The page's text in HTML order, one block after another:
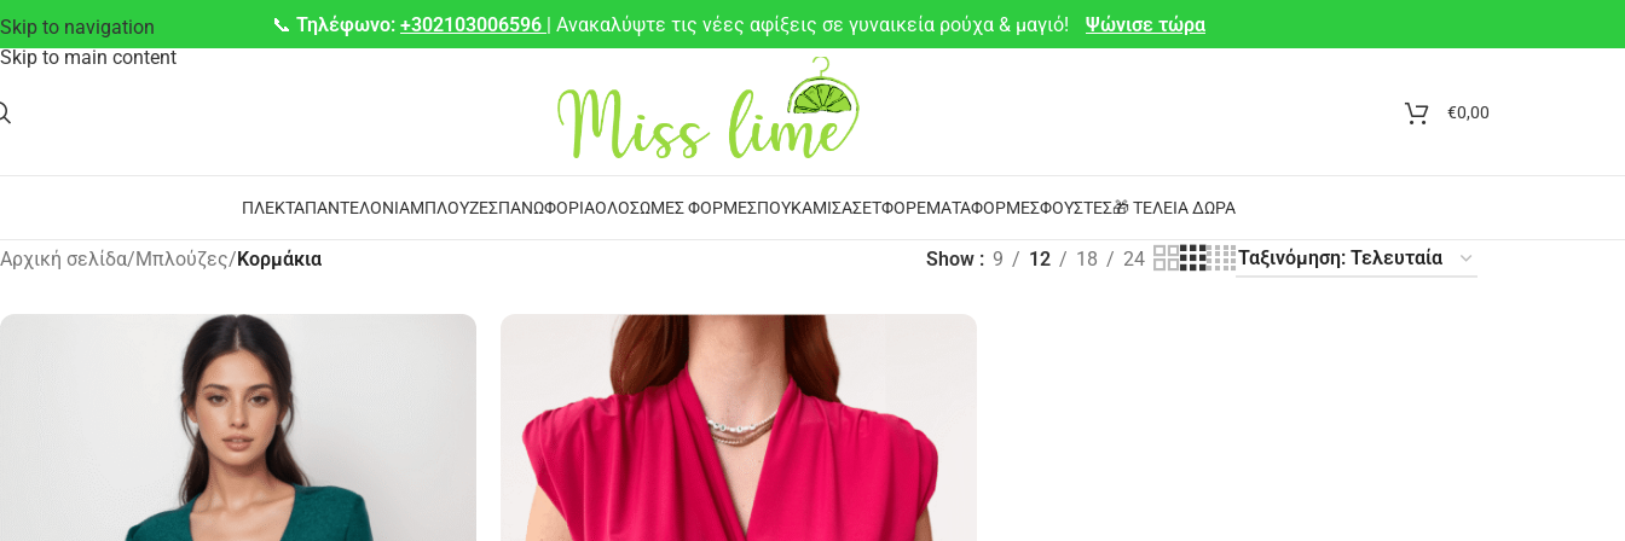
Skip to navigation
Skip to main content
📞 Τηλέφωνο: +302103006596 | Ανακαλύψτε τις νέες αφίξεις σε γυναικεία ρούχα & μαγιό! Ψώνισε τώρα
€0,00
ΠΛΕΚΤΆΠΑΝΤΕΛΌΝΙΑΜΠΛΟΎΖΕΣΠΑΝΩΦΌΡΙΑΟΛΌΣΩΜΕΣ ΦΌΡΜΕΣΠΟΥΚΆΜΙΣΑΣΕΤΦΟΡΈΜΑΤΑΦΌΡΜΕΣΦΟΎΣΤΕΣ🎁 ΤΈΛΕΙΑ ΔΏΡΑ
Αρχική σελίδα/Μπλούζες/Κορμάκια Show 9 12 18 24